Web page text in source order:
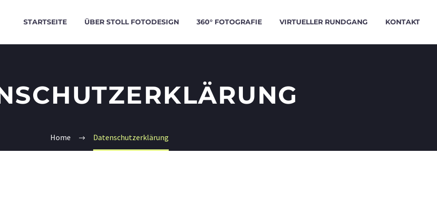
STARTSEITE ÜBER STOLL FOTODESIGN 360° FOTOGRAFIE VIRTUELLER RUNDGANG KONTAKT
Home Datenschutzerklärung